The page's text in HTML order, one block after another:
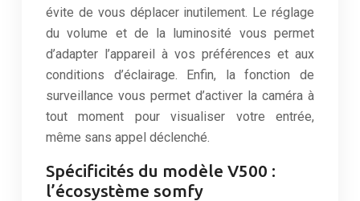
évite de vous déplacer inutilement. Le réglage
du volume et de la luminosité vous permet
d’adapter l’appareil à vos préférences et aux
conditions d’éclairage. Enfin, la fonction de
surveillance vous permet d’activer la caméra à
tout moment pour visualiser votre entrée,
même sans appel déclenché.
Spécificités du modèle V500 :
l’écosystème somfy